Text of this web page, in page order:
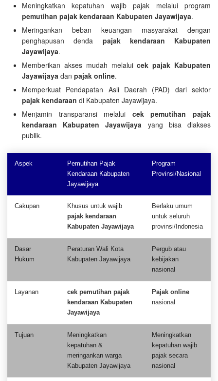
Meningkatkan kepatuhan wajib pajak melalui program
pemutihan pajak kendaraan Kabupaten Jayawijaya.
Meringankan beban keuangan masyarakat dengan
penghapusan denda pajak kendaraan Kabupaten
Jayawijaya.
Memberikan akses mudah melaluicek pajak Kabupaten
Jayawijaya dan pajak online.
Memperkuat Pendapatan Asli Daerah (PAD) dari sektor
pajak kendaraan di Kabupaten Jayawijaya.
Menjamin transparansi melalui cek pemutihan pajak
kendaraan Kabupaten Jayawijaya yang bisa diakses
publik.
Aspek
Pemutihan Pajak
Kendaraan Kabupaten
Jayawijaya
Program
Provinsi/Nasional
Cakupan
Khusus untuk wajib
pajak kendaraan
Kabupaten Jayawijaya
Berlaku umum
untuk seluruh
provinsi/Indonesia
Dasar
Hukum
Peraturan Wali Kota
Kabupaten Jayawijaya
Pergub atau
kebijakan
nasional
Layanan
cek pemutihan pajak
kendaraan Kabupaten
Jayawijaya
Pajak online
nasional
Tujuan
Meningkatkan
kepatuhan &
meringankan warga
Kabupaten Jayawijaya
Meningkatkan
kepatuhan wajib
pajak secara
nasional